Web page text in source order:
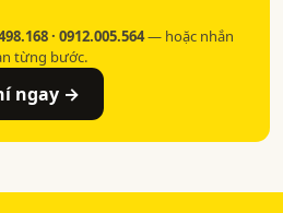
· 0912.005.564— hoặc nhắn
từng bước.
ngay →